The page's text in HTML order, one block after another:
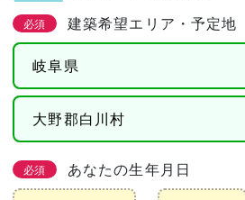
必須 建築希望エリア・予定地
必須 あなたの生年月日